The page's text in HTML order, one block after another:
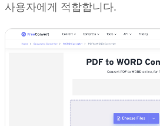
사용자에게 적합합니다.